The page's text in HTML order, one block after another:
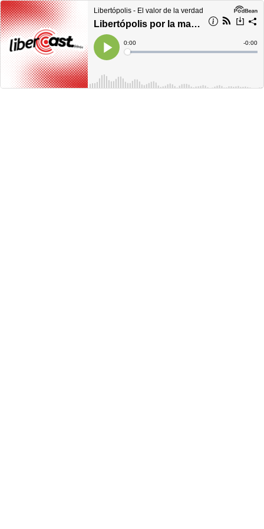
Libertópolis - El valor de la verdad
Libertópolis por la mañana, viernes 29 de abril 2022 -
Play
Current
Time
0:00
Loaded:
Time
-0:00